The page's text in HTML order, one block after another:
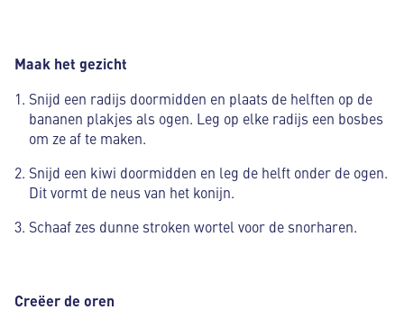
Maak het gezicht
Snijd een radijs doormidden en plaats de helften op de
bananen plakjes als ogen. Leg op elke radijs een bosbes
om ze af te maken.
Snijd een kiwi doormidden en leg de helft onder de ogen.
Dit vormt de neus van het konijn.
Schaaf zes dunne stroken wortel voor de snorharen.
Creëer de oren